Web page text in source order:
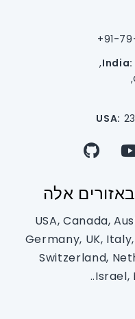
91-
India:
USA:
אלה
USA, Canada,
Germany, UK,
Switzerland,
Israel,